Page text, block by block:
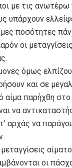
με τις ανωτέρω
υπάρχουν
ποσότητες
οι
όμως
και σε
αίμα παρήχθη
να
αρχάς να
οι